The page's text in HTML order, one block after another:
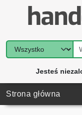
Jesteś
Strona główna